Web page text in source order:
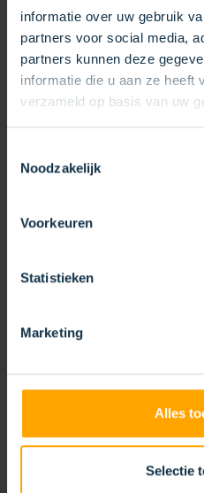
informatie over uw gebruik
partners voor social media,
partners kunnen deze
informatie die u aan ze heeft
verzameld op basis van uw
Noodzakelijk
Voorkeuren
Statistieken
Marketing
Alles
Selectie
26/09/2024
Het is voor gemeenten
netheid, veiligheid én